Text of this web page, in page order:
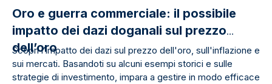
Oro e guerra commerciale: il possibile
impatto dei dazi doganali sul prezzo
dell’oro
Scopri l’impatto dei dazi sul prezzo dell'oro, sull'inflazione e
sui mercati. Basandoti su alcuni esempi storici e sulle
strategie di investimento, impara a gestire in modo efficace